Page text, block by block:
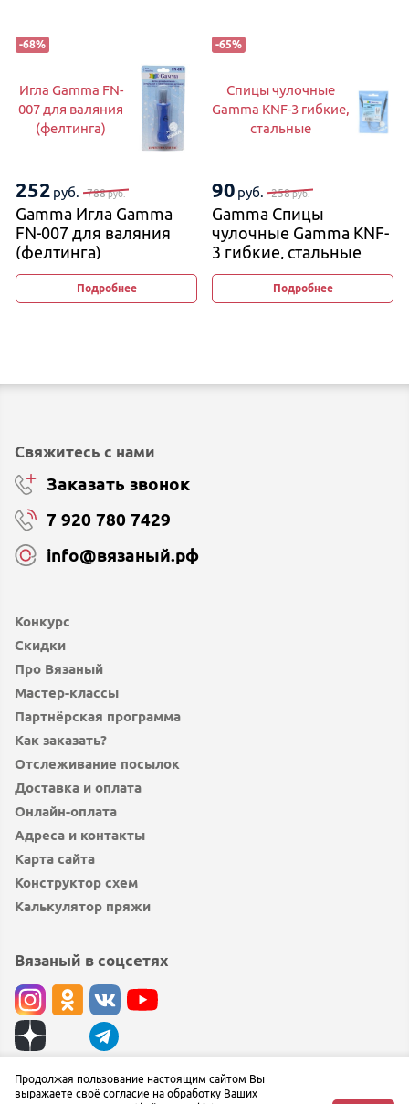
-68%
Игла Gamma FN-
007 для валяния
(фелтинга)
252 руб. 788руб.
Gamma Игла Gamma
FN-007 для валяния
(фелтинга)
Подробнее
-65%
Спицы чулочные
Gamma KNF-3 гибкие,
стальные
90 руб. 258руб.
Gamma Спицы
чулочные Gamma KNF-
3 гибкие, стальные
Подробнее
Конкурс
Скидки
Про Вязаный
Мастер-классы
Партнёрская программа
Как заказать?
Отслеживание посылок
Доставка и оплата
Онлайн-оплата
Адреса и контакты
Карта сайта
Конструктор схем
Калькулятор пряжи
Свяжитесь с нами
Заказать звонок
7 920 780 7429
info@вязаный.рф
Вязаный в соцсетях
© вязаный.рф 2019 — 2026
Сообщить об ошибке
Продолжая пользование настоящим сайтом Вы
выражаете своё согласие на обработку Ваших